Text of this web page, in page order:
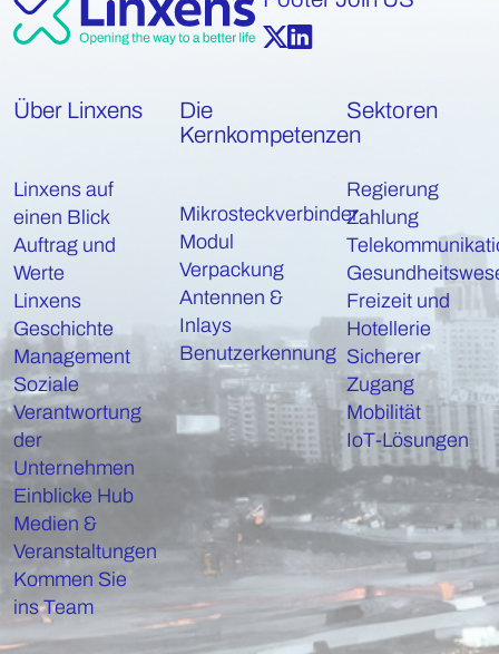
Über Linxens
Linxens auf
einen Blick
Auftrag und
Werte
Linxens
Geschichte
Management
Soziale
Verantwortung
der
Unternehmen
Einblicke Hub
Medien &
Veranstaltungen
Kommen Sie
ins Team
Die
Kernkompetenzen
Mikrosteckverbinder
Modul
Verpackung
Antennen &
Inlays
Benutzerkennung
Sektoren
Regierung
Zahlung
Freizeit und
Hotellerie
Sicherer
Zugang
Mobilität
IoT-Lösungen